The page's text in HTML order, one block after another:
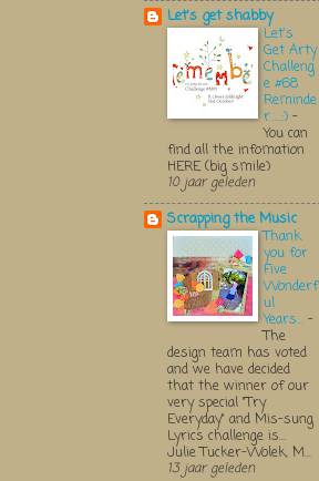
Let's get shabby
Let's
Get Arty
Challeng
e #68
Reminde
r.....:) -
You can
find all the infomation
HERE (big smile)
10 jaar geleden
Scrapping the Music
Thank
you for
Five
Wonderf
ul
Years... -
The
design team has voted
and we have decided
that the winner of our
very special "Try
Everyday" and Mis-sung
Lyrics challenge is...
Julie Tucker-Wolek, M...
13 jaar geleden